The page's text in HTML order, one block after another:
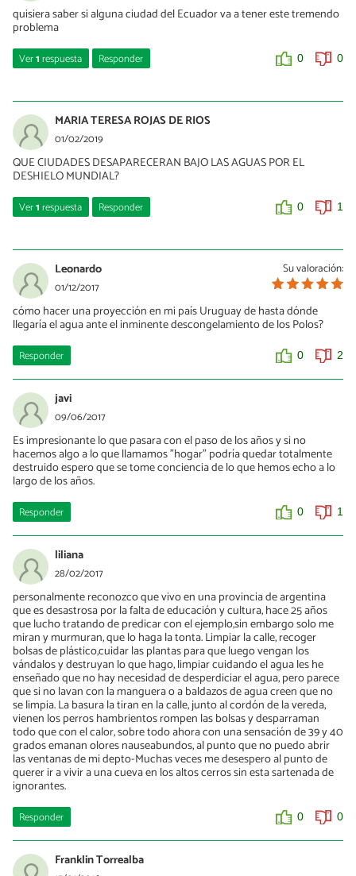
quisiera saber si alguna ciudad del Ecuador va a tener este tremendo
problema
Ver1respuesta Responder 0 0
21/10/2021
Desde luego, los países costeros todos serán fácilmente
afectados.
Guayaquil, Manta, Machala, serán de los primeros puntos del
prácticamente a nivel del mar.
altas
Podría ser que Babahoyo o Tosagua también, aunque es
prevenible por no ser costeros
MARIA TERESA ROJAS DE RIOS
01/02/2019
QUE CIUDADES DESAPARECERAN BAJO LAS AGUAS POR EL
DESHIELO MUNDIAL?
Ver1respuesta Responder 0 1
03/10/2019
si, eso sucede por la capa de hosono que se debilita por causa de
partículas de efecto invernadero
0
Su valoración:
Leonardo
01/12/2017
cómo hacer una proyección en mi país Uruguay de hasta dónde
llegaría el agua ante el inminente descongelamiento de los Polos?
Responder 0 2
javi
09/06/2017
Es impresionante lo que pasara con el paso de los años y si no
hacemos algo a lo que llamamos "hogar" podría quedar totalmente
destruido espero que se tome conciencia de lo que hemos echo a lo
largo de los años.
Responder 0 1
liliana
28/02/2017
personalmente reconozco que vivo en una provincia de argentina
que es desastrosa por la falta de educación y cultura, hace 25 años
que lucho tratando de predicar con el ejemplo,sin embargo solo me
miran y murmuran, que lo haga la tonta. Limpiar la calle, recoger
bolsas de plástico,cuidar las plantas para que luego vengan los
vándalos y destruyan lo que hago, limpiar cuidando el agua les he
enseñado que no hay necesidad de desperdiciar el agua, pero parece
que si no lavan con la manguera o a baldazos de agua creen que no
se limpia. La basura la tiran en la calle, junto al cordón de la vereda,
vienen los perros hambrientos rompen las bolsas y desparraman
todo que con el calor, sobre todo ahora con una sensación de 39 y 40
grados emanan olores nauseabundos, al punto que no puedo abrir
las ventanas de mi depto-Muchas veces me desespero al punto de
querer ir a vivir a una cueva en los altos cerros sin esta sartenada de
ignorantes.
Responder 0 0
Franklin Torrealba